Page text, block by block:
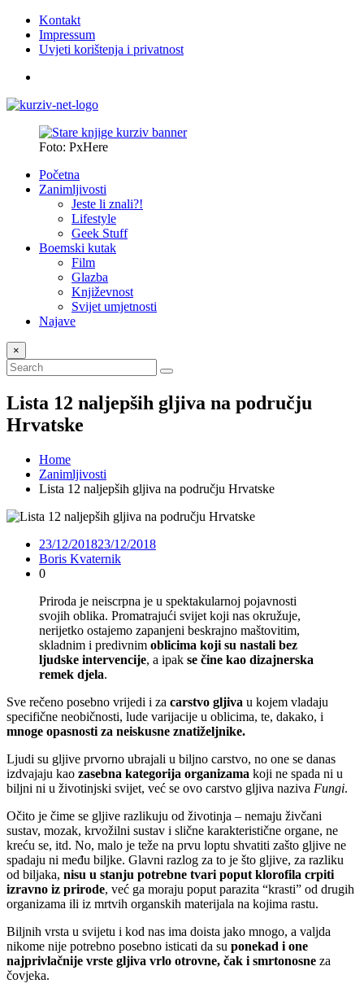
Kontakt
Impressum
Uvjeti korištenja i privatnost
Foto: PxHere
Početna
Zanimljivosti
Jeste li znali?!
Lifestyle
Geek Stuff
Boemski kutak
Film
Glazba
Književnost
Svijet umjetnosti
Najave
×
Lista 12 naljepših gljiva na području
Hrvatske
Home
Zanimljivosti
Lista 12 naljepših gljiva na području Hrvatske
23/12/201823/12/2018
Boris Kvaternik
0
Priroda je neiscrpna je u spektakularnoj pojavnosti
svojih oblika. Promatrajući svijet koji nas okružuje,
nerijetko ostajemo zapanjeni beskrajno maštovitim,
skladnim i predivnim oblicima koji su nastali bez
ljudske intervencije, a ipak se čine kao dizajnerska
remek djela.
Sve rečeno posebno vrijedi i za carstvo gljiva u kojem vladaju
specifične neobičnosti, lude varijacije u oblicima, te, dakako, i
mnoge opasnosti za neiskusne znatiželjnike.
Ljudi su gljive prvorno ubrajali u biljno carstvo, no one se danas
izdvajaju kao zasebna kategorija organizama koji ne spada ni u
biljni ni u životinjski svijet, već se ovo carstvo gljiva naziva Fungi.
Očito je čime se gljive razlikuju od životinja – nemaju živčani
sustav, mozak, krvožilni sustav i slične karakteristične organe, ne
kreću se, itd. No, malo je teže na prvu loptu shvatiti zašto gljive ne
spadaju ni među biljke. Glavni razlog za to je što gljive, za razliku
od biljaka, nisu u stanju potrebne tvari poput klorofila crpiti
izravno iz prirode, već ga moraju poput parazita “krasti” od drugih
organizama ili iz mrtvih organskih materijala na kojima rastu.
Biljnih vrsta u svijetu i kod nas ima doista jako mnogo, a valjda
nikome nije potrebno posebno isticati da su ponekad i one
najprivlačnije vrste gljiva vrlo otrovne, čak i smrtonosne za
čovjeka.